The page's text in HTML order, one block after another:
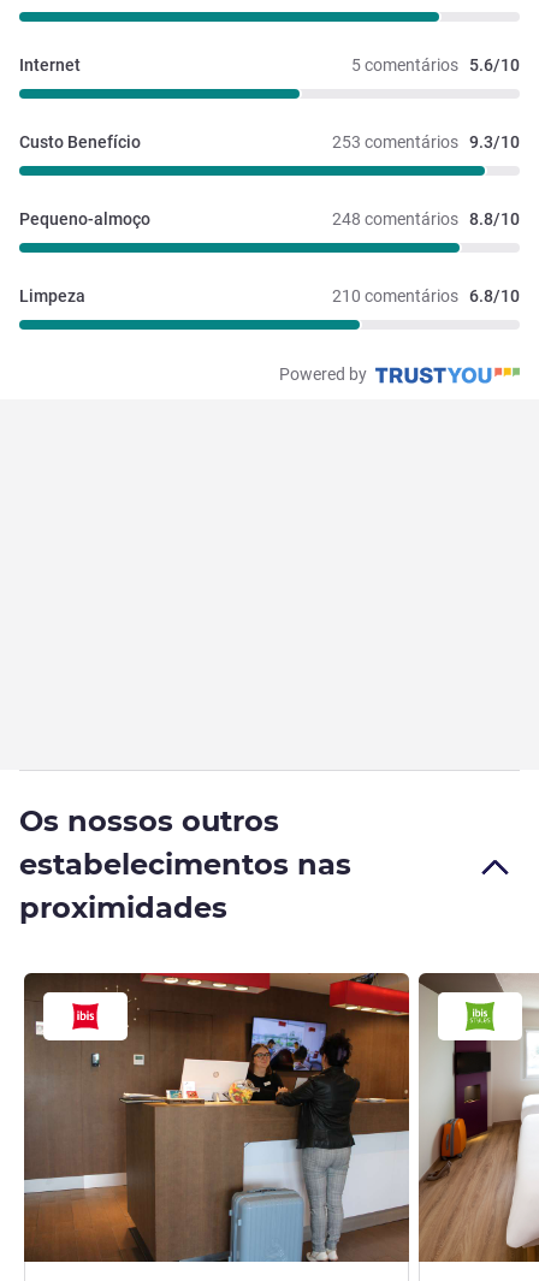
5 comentários 5.6/10
Internet
253 comentários 9.3/10
Custo Benefício
248 comentários 8.8/10
Pequeno-almoço
210 comentários 6.8/10
Limpeza
Powered by
Os nossos outros
estabelecimentos nas
proximidades